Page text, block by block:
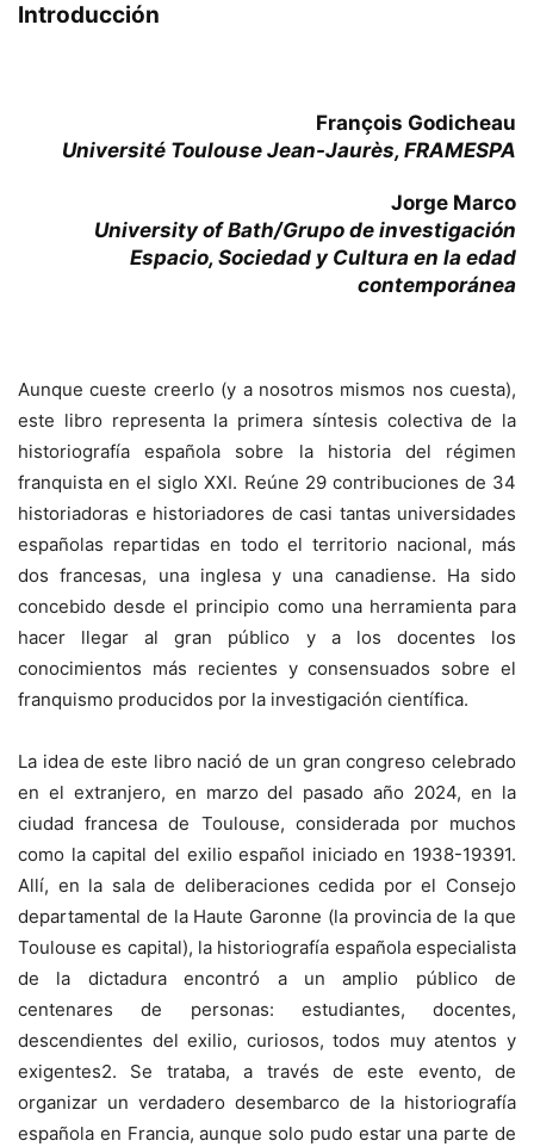
Introducción
François Godicheau
Université Toulouse Jean-Jaurès, FRAMESPA
Jorge Marco
University of Bath/Grupo de investigación
Espacio, Sociedad y Cultura en la edad
contemporánea
Aunque cueste creerlo (y a nosotros mismos nos cuesta),
este libro representa la primera síntesis colectiva de la
historiografía española sobre la historia del régimen
franquista en el siglo XXI. Reúne 29 contribuciones de 34
historiadoras e historiadores de casi tantas universidades
españolas repartidas en todo el territorio nacional, más
dos francesas, una inglesa y una canadiense. Ha sido
concebido desde el principio como una herramienta para
hacer llegar al gran público y a los docentes los
conocimientos más recientes y consensuados sobre el
franquismo producidos por la investigación científica.
La idea de este libro nació de un gran congreso celebrado
en el extranjero, en marzo del pasado año 2024, en la
ciudad francesa de Toulouse, considerada por muchos
como la capital del exilio español iniciado en 1938-19391.
Allí, en la sala de deliberaciones cedida por el Consejo
departamental de la Haute Garonne (la provincia de la que
Toulouse es capital), la historiografía española especialista
de la dictadura encontró a un amplio público de
centenares de personas: estudiantes, docentes,
descendientes del exilio, curiosos, todos muy atentos y
exigentes2. Se trataba, a través de este evento, de
organizar un verdadero desembarco de la historiografía
española en Francia, aunque solo pudo estar una parte de